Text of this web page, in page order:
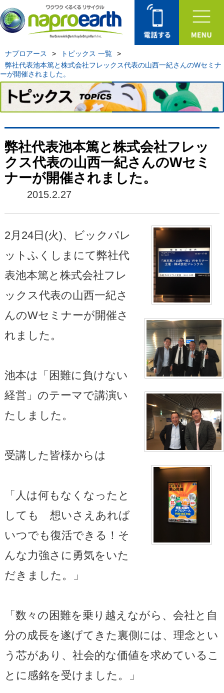
ナプロアース > トピックス 一覧
>
弊社代表池本篤と株式会社フレックス代表の山西一紀さんのWセミナ
ーが開催されました。
弊社代表池本篤と株式会社フレッ
クス代表の山西一紀さんのWセミ
ナーが開催されました。
2015.2.27
2月24日(火)、ビックパレ
ットふくしまにて弊社代
表池本篤と株式会社フレ
ックス代表の山西一紀さ
んのWセミナーが開催さ
れました。
池本は「困難に負けない
経営」のテーマで講演い
たしました。
受講した皆様からは
「人は何もなくなったと
しても 想いさえあれば
いつでも復活できる！そ
んな力強さに勇気をいた
だきました。」
「数々の困難を乗り越えながら、会社と自
分の成長を遂げてきた裏側には、理念とい
う芯があり、社会的な価値を求めているこ
とに感銘を受けました。」